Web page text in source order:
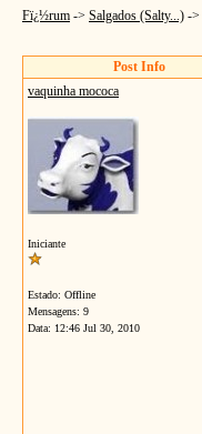
Fï¿½rum -> Salgados (Salty...) ->
Post Info
vaquinha mococa
Iniciante
Estado: Offline
Mensagens: 9
Data: 12:46 Jul 30, 2010